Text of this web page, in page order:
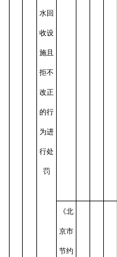
水回
收设
施且
拒不
改正
的行
为进
行处
罚
《北
京市
节约